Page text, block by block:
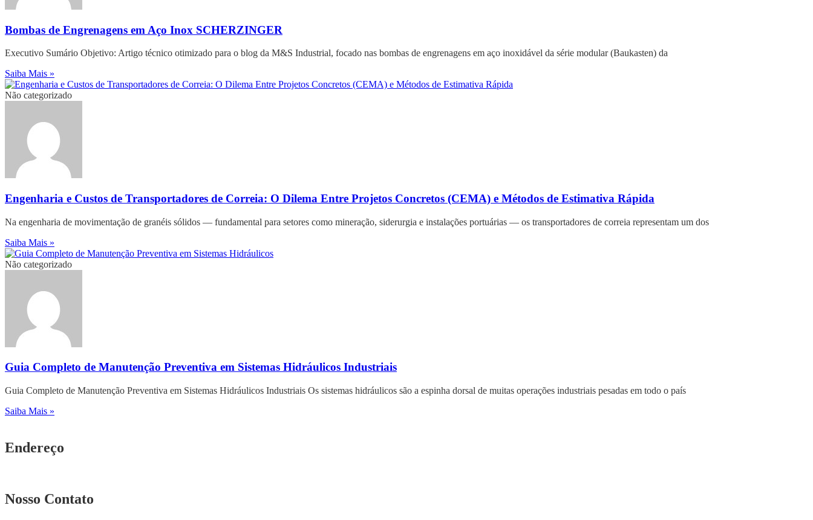
Bombas de Engrenagens em Aço Inox SCHERZINGER
Executivo Sumário Objetivo: Artigo técnico otimizado para o blog da M&S Industrial, focado nas bombas de engrenagens em aço inoxidável da série modular (Baukasten) da
Saiba Mais »
Não categorizado
Engenharia e Custos de Transportadores de Correia: O Dilema Entre Projetos Concretos (CEMA) e Métodos de Estimativa Rápida
Na engenharia de movimentação de granéis sólidos — fundamental para setores como mineração, siderurgia e instalações portuárias — os transportadores de correia representam um dos
Saiba Mais »
Não categorizado
Guia Completo de Manutenção Preventiva em Sistemas Hidráulicos Industriais
Guia Completo de Manutenção Preventiva em Sistemas Hidráulicos Industriais Os sistemas hidráulicos são a espinha dorsal de muitas operações industriais pesadas em todo o país
Saiba Mais »
Endereço
Nosso Contato